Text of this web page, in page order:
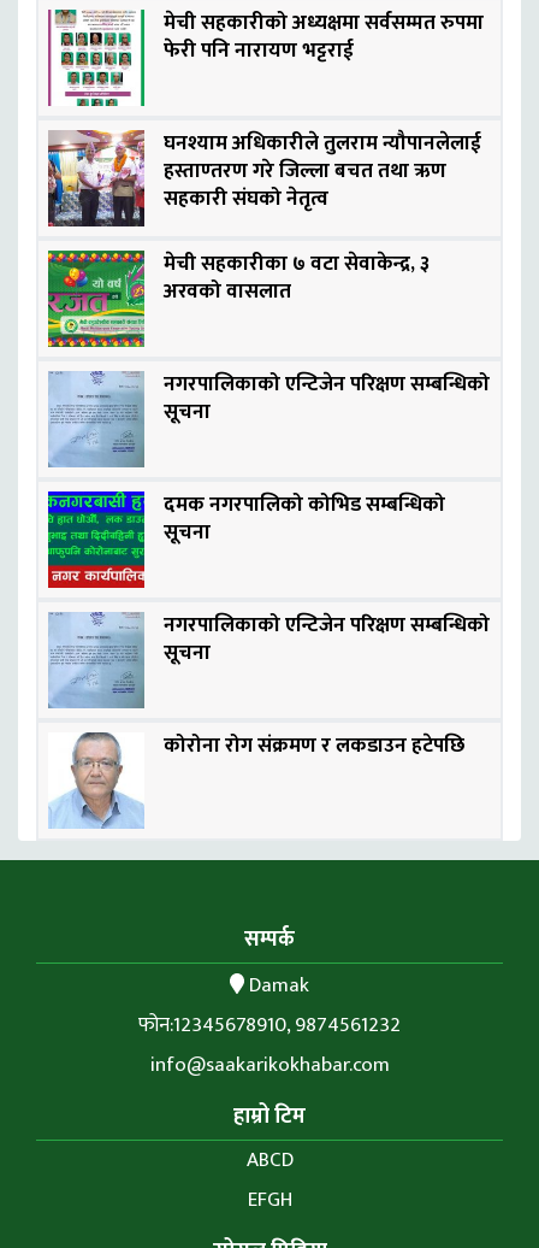
मेची सहकारीको अध्यक्षमा सर्वसम्मत रुपमा
फेरी पनि नारायण भट्टराई
घनश्याम अधिकारीले तुलराम न्यौपानलेलाई
हस्ताण्तरण गरे जिल्ला बचत तथा ऋण
सहकारी संघको नेतृत्व
मेची सहकारीका ७ वटा सेवाकेन्द्र, ३
अरवको वासलात
नगरपालिकाको एन्टिजेन परिक्षण सम्बन्धिको
सूचना
दमक नगरपालिको कोभिड सम्बन्धिको
सूचना
नगरपालिकाको एन्टिजेन परिक्षण सम्बन्धिको
सूचना
कोरोना रोग संक्रमण र लकडाउन हटेपछि
सम्पर्क
Damak
फोन:12345678910, 9874561232
info@saakarikokhabar.com
हाम्रो टिम
ABCD
EFGH